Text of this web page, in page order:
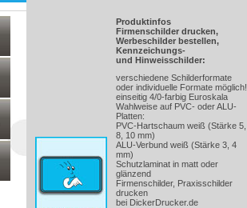
Produktinfos
Firmenschilder drucken,
Werbeschilder bestellen,
Kennzeichungs-
und Hinweisschilder:
verschiedene Schilderformate
oder individuelle Formate möglich!
einseitig 4/0-farbig Euroskala
Wahlweise auf PVC- oder ALU-
Platten:
PVC-Hartschaum weiß (Stärke 5,
8, 10 mm)
ALU-Verbund weiß (Stärke 3, 4
mm)
Schutzlaminat in matt oder
glänzend
Firmenschilder, Praxisschilder
drucken
bei DickerDrucker.de